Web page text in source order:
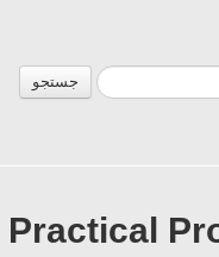
جستجو
Practical